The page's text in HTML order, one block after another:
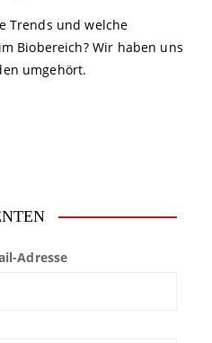
Trends und welche
Biobereich? Wir haben uns
umgehört.
Adresse